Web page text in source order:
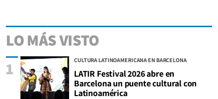
LO MÁS VISTO
CULTURA LATINOAMERICANA EN BARCELONA
LATIR Festival 2026 abre en
Barcelona un puente cultural con
Latinoamérica
1